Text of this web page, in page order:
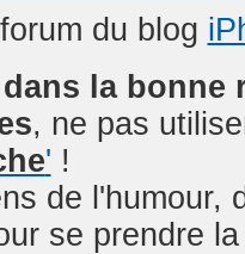
du blog
la bonne
, ne pas
' !
de l'humour,
se prendre